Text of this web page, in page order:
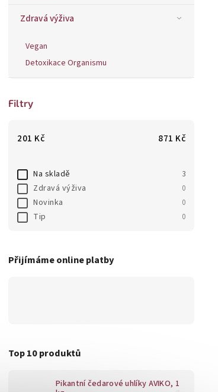
Zdravá výživa
Vegan
Detoxikace Organismu
Filtry
201 Kč 871 Kč
Na skladě 3
Zdravá výživa 0
Novinka 0
Tip 0
Přijímáme online platby
Top 10 produktů
Pikantní čedarové uhlíky AVIKO, 1